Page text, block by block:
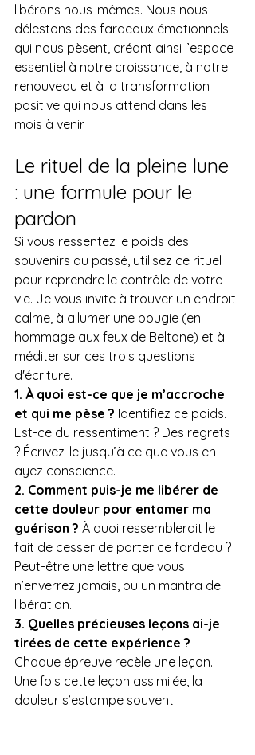
libérons nous-mêmes. Nous nous
délestons des fardeaux émotionnels
qui nous pèsent, créant ainsi l’espace
essentiel à notre croissance, à notre
renouveau et à la transformation
positive qui nous attend dans les
mois à venir.
Le rituel de la pleine lune
: une formule pour le
pardon
Si vous ressentez le poids des
souvenirs du passé, utilisez ce rituel
pour reprendre le contrôle de votre
vie. Je vous invite à trouver un endroit
calme, à allumer une bougie (en
hommage aux feux de Beltane) et à
méditer sur ces trois questions
d'écriture.
1. À quoi est-ce que je m’accroche
et qui me pèse ? Identifiez ce poids.
Est-ce du ressentiment ? Des regrets
? Écrivez-le jusqu’à ce que vous en
ayez conscience.
2. Comment puis-je me libérer de
cette douleur pour entamer ma
guérison ? À quoi ressemblerait le
fait de cesser de porter ce fardeau ?
Peut-être une lettre que vous
n’enverrez jamais, ou un mantra de
libération.
3. Quelles précieuses leçons ai-je
tirées de cette expérience ?
Chaque épreuve recèle une leçon.
Une fois cette leçon assimilée, la
douleur s’estompe souvent.